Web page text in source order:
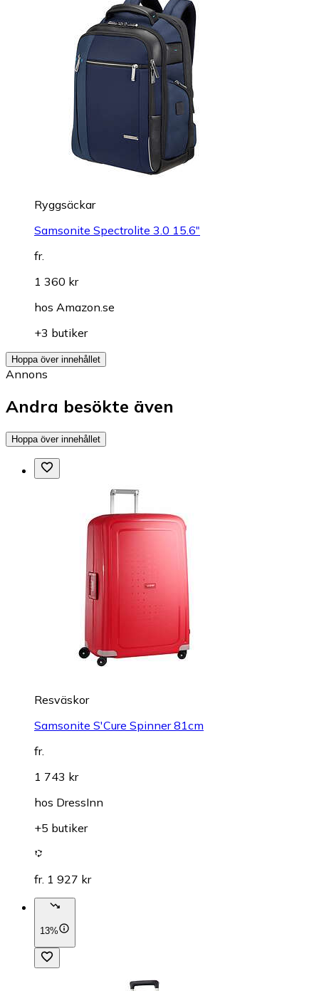
Ryggsäckar
Samsonite Spectrolite 3.0 15.6"
fr.
1 360 kr
hos Amazon.se
+3 butiker
Hoppa över innehållet
Annons
Andra besökte även
Hoppa över innehållet
Resväskor
Samsonite S'Cure Spinner 81cm
fr.
1 743 kr
hos DressInn
+5 butiker
fr. 1 927 kr
13%